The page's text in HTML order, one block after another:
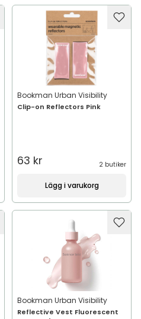
Bookman Urban Visibility
Clip-on Reflectors Pink
63 kr 2 butiker
Lägg i varukorg
Bookman Urban Visibility
Reflective Vest Fluorescent